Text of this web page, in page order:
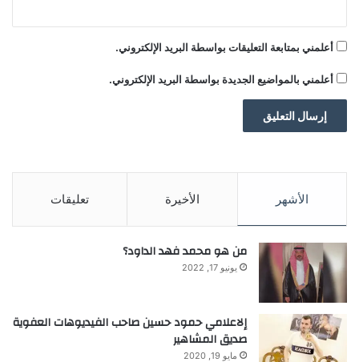
أعلمني بمتابعة التعليقات بواسطة البريد الإلكتروني.
أعلمني بالمواضيع الجديدة بواسطة البريد الإلكتروني.
الأشهر الأخيرة تعليقات
من هو محمد فهد الداود؟
يونيو 17, 2022
إلاعلامي حمود حسين صاحب الفيديوهات العفوية
صديق المشاهير
مايو 19, 2020